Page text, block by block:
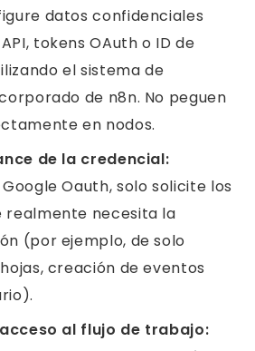
datos confidenciales
tokens OAuth o ID de
el sistema de
de n8n. No peguen
en nodos.
de la credencial:
Oauth, solo solicite los
realmente necesita la
(por ejemplo, de solo
creación de eventos
al flujo de trabajo: